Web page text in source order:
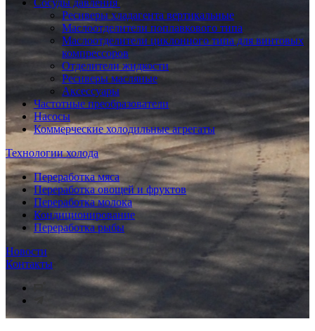
Сосуды давления
Ресиверы хладагента вертикальные
Маслоотделители поплавкового типа
Маслоотделители циклонного типа для винтовых
компрессоров
Отделители жидкости
Ресиверы масляные
Аксессуары
Частотные преобразователи
Насосы
Коммерческие холодильные агрегаты
Технологии холода
Переработка мяса
Переработка овощей и фруктов
Переработка молока
Кондиционирование
Переработка рыбы
Новости
Контакты